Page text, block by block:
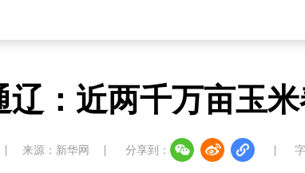
辽：近两千万亩玉
来源：新华网 分享到：